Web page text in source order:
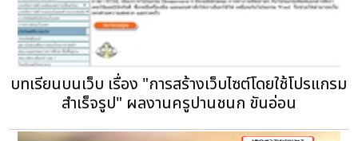
บทเรียนบนเว็บ เรื่อง "การสร้างเว็บไซต์โดยใช้โปรแกรม
สำเร็จรูป" ผลงานครูปานชนก ขันอ่อน